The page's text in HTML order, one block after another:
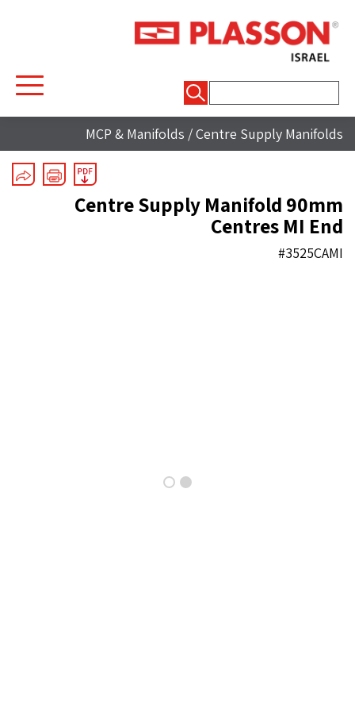
MCP & Manifolds /Centre Supply Manifolds
Centre Supply Manifold 90mm
Centres MI End
#3525CAMI